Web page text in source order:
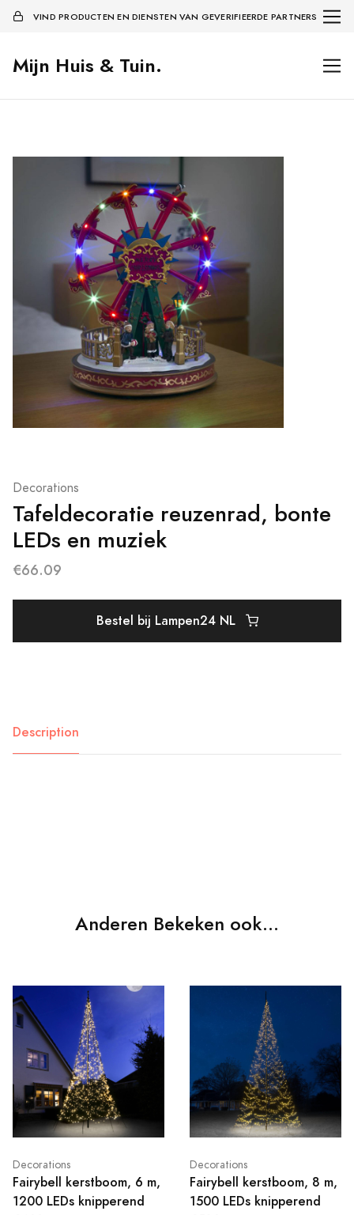
VIND PRODUCTEN EN DIENSTEN VAN GEVERIFIEERDE PARTNERS
Mijn Huis & Tuin.
Decorations
Tafeldecoratie reuzenrad, bonte
LEDs en muziek
€66.09
Bestel bij Lampen24 NL
Description
Anderen Bekeken ook...
Decorations
Fairybell kerstboom, 6 m,
1200 LEDs knipperend
Decorations
Fairybell kerstboom, 8 m,
1500 LEDs knipperend